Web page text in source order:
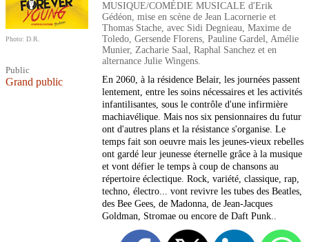
Photo: D.R.
Public
Grand public
MUSIQUE/COMÉDIE MUSICALE d'Erik
Gédéon, mise en scène de Jean Lacornerie et
Thomas Stache, avec Sidi Degnieau, Maxime de
Toledo, Gersende Florens, Pauline Gardel, Amélie
Munier, Zacharie Saal, Raphal Sanchez et en
alternance Julie Wingens.
En 2060, à la résidence Belair, les journées passent
lentement, entre les soins nécessaires et les activités
infantilisantes, sous le contrôle d'une infirmière
machiavélique. Mais nos six pensionnaires du futur
ont d'autres plans et la résistance s'organise. Le
temps fait son oeuvre mais les jeunes-vieux rebelles
ont gardé leur jeunesse éternelle grâce à la musique
et vont défier le temps à coup de chansons au
répertoire éclectique. Rock, variété, classique, rap,
techno, électro... vont revivre les tubes des Beatles,
des Bee Gees, de Madonna, de Jean-Jacques
Goldman, Stromae ou encore de Daft Punk..